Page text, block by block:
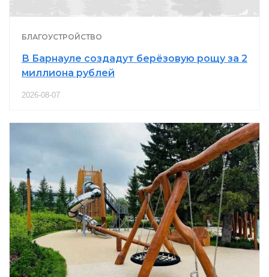
БЛАГОУСТРОЙСТВО
В Барнауле создадут берёзовую рощу за 2
миллиона рублей
2026-08-07